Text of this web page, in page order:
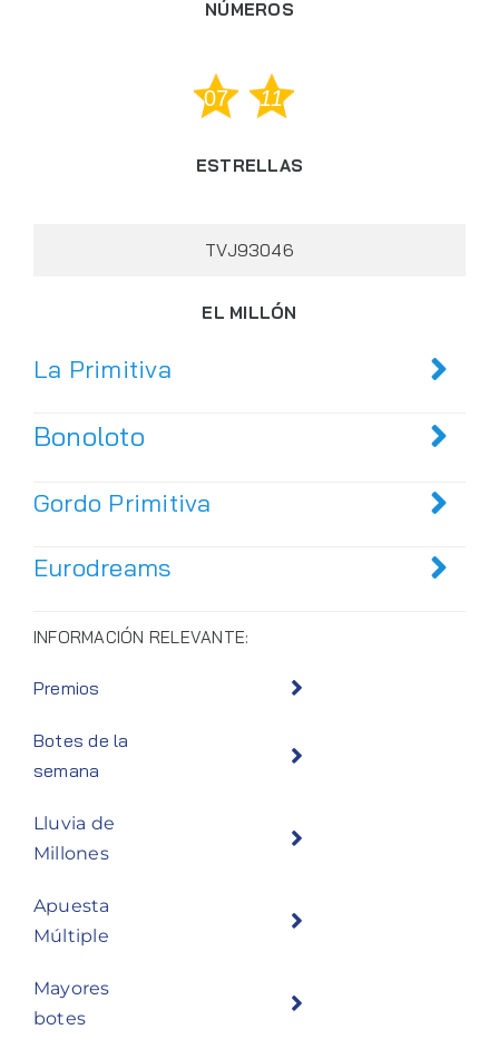
NÚMEROS
07 11
ESTRELLAS
TVJ93046
EL MILLÓN
La Primitiva
Bonoloto
Gordo Primitiva
Eurodreams
INFORMACIÓN RELEVANTE:
Premios
Botes de la
semana
Lluvia de
Millones
Apuesta
Múltiple
Mayores
botes